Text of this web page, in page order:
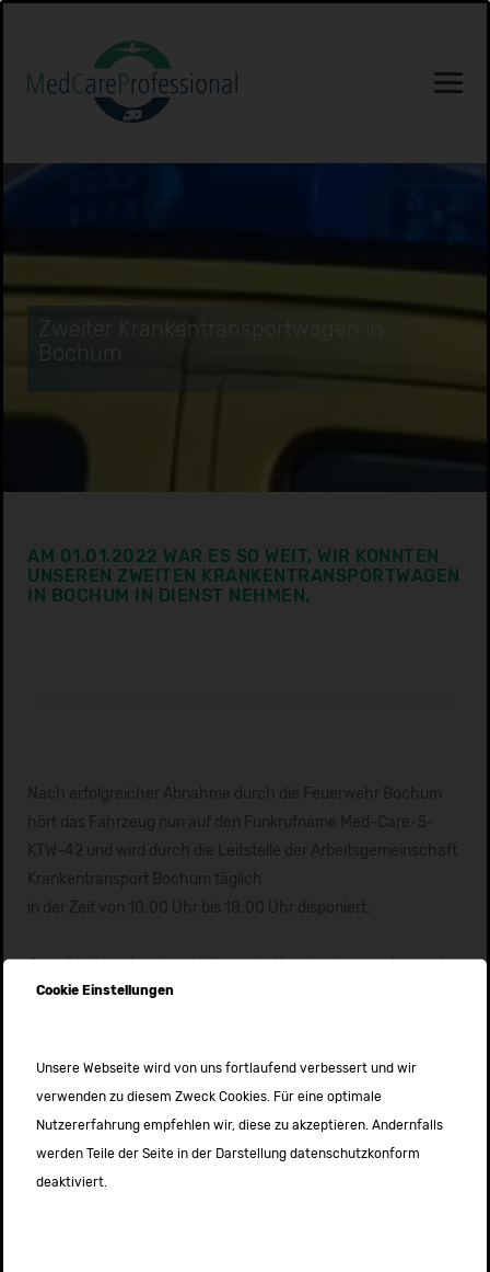
Zweiter Krankentransportwagen in
Bochum
AM 01.01.2022 WAR ES SO WEIT, WIR KONNTEN
UNSEREN ZWEITEN KRANKENTRANSPORTWAGEN
IN BOCHUM IN DIENST NEHMEN.
Nach erfolgreicher Abnahme durch die Feuerwehr Bochum
hört das Fahrzeug nun auf den Funkrufname Med-Care-5-
KTW-42 und wird durch die Leitstelle der Arbeitsgemeinschaft
Krankentransport Bochum täglich
in der Zeit von 10:00 Uhr bis 18:00 Uhr disponiert.
Sowohl sitzende wie auch liegende Krankentransporte werden
durchgeführt. Auch der Transport von infektiösen Patienten
Information:
Zur Arbeitsgemeinschaft Krankentransport Bochum gehören
folgende Hilfsorganisationen und Unternehmen:
Arbeiter Samariter Bund, Die Johanniter, MedCareProfessional,
Cookie Einstellungen
Unsere Webseite wird von uns fortlaufend verbessert und wir
verwenden zu diesem Zweck Cookies. Für eine optimale
Nutzererfahrung empfehlen wir, diese zu akzeptieren. Andernfalls
werden Teile der Seite in der Darstellung datenschutzkonform
deaktiviert.